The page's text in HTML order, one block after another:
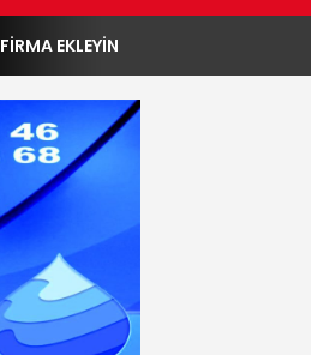
FİRMA EKLEYİN